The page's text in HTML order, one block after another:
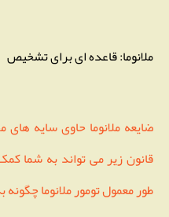
ملانوما: قاعده ای برای تشخیص
ضایعه ملانوما حاوی سایه
قانون زیر می تواند به شما
طور معمول تومور ملانوما